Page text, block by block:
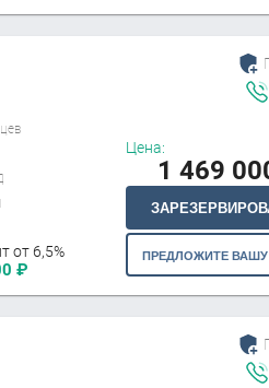
от 6,5%
₽
Цена:
1 469
ПРЕДЛОЖИТЕ ВАШУ